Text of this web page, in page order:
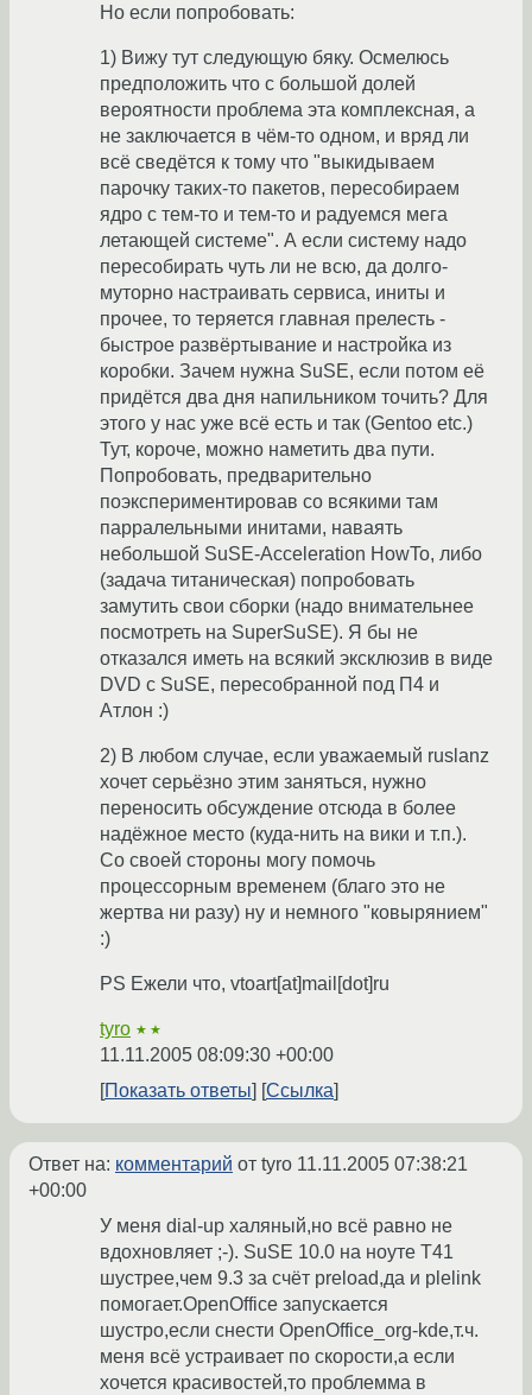
Но если попробовать:
1) Вижу тут следующую бяку. Осмелюсь
предположить что с большой долей
вероятности проблема эта комплексная, а
не заключается в чём-то одном, и вряд ли
всё сведётся к тому что "выкидываем
парочку таких-то пакетов, пересобираем
ядро с тем-то и тем-то и радуемся мега
летающей системе". А если систему надо
пересобирать чуть ли не всю, да долго-
муторно настраивать сервиса, иниты и
прочее, то теряется главная прелесть -
быстрое развёртывание и настройка из
коробки. Зачем нужна SuSE, если потом её
придётся два дня напильником точить? Для
этого у нас уже всё есть и так (Gentoo etc.)
Тут, короче, можно наметить два пути.
Попробовать, предварительно
поэкспериментировав со всякими там
парралельными инитами, наваять
небольшой SuSE-Acceleration HowTo, либо
(задача титаническая) попробовать
замутить свои сборки (надо внимательнее
посмотреть на SuperSuSE). Я бы не
отказался иметь на всякий эксклюзив в виде
DVD с SuSE, пересобранной под П4 и
Атлон :)
2) В любом случае, если уважаемый ruslanz
хочет серьёзно этим заняться, нужно
переносить обсуждение отсюда в более
надёжное место (куда-нить на вики и т.п.).
Со своей стороны могу помочь
процессорным временем (благо это не
жертва ни разу) ну и немного "ковырянием"
:)
PS Ежели что, vtoart[at]mail[dot]ru
tyro ★★
11.11.2005 08:09:30 +00:00
Показать ответы
Ссылка
Ответ на: комментарий от tyro 11.11.2005 07:38:21
+00:00
У меня dial-up халяный,но всё равно не
вдохновляет ;-). SuSE 10.0 на ноуте T41
шустрее,чем 9.3 за счёт preload,да и plelink
помогает.OpenOffice запускается
шустро,если снести OpenOffice_org-kde,т.ч.
меня всё устраивает по скорости,а если
хочется красивостей,то проблемма в